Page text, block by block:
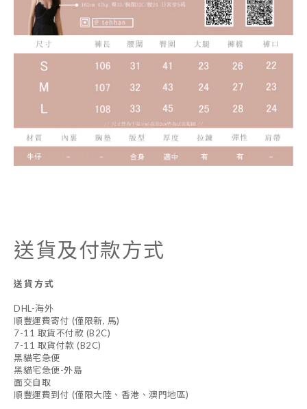
送貨及付款方式
送貨方式
DHL-海外
順豐運費寄付 (僅限新, 馬)
7-11 取貨不付款 (B2C)
7-11 取貨付款 (B2C)
黑貓宅急便
黑貓宅急便-外島
面交自取
順豐運費到付 (僅限大陸、香港、澳門地區)